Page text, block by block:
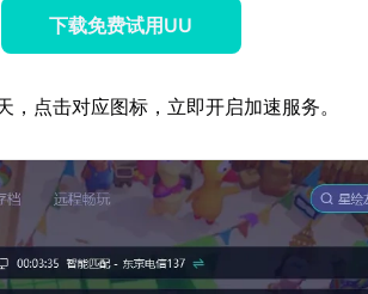
下载免费试用UU
点击对应图标，立即开启加速服务。